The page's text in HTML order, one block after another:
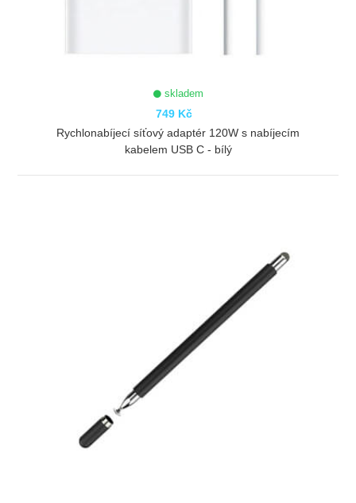
skladem
749 Kč
Rychlonabíjecí síťový adaptér 120W s nabíjecím
kabelem USB C - bílý